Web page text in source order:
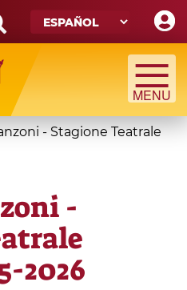
- Stagione Teatrale
-
2026